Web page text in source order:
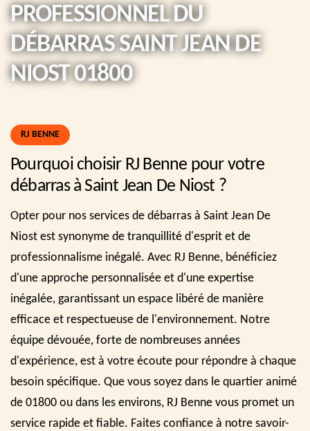
PROFESSIONNEL DU
DÉBARRAS SAINT JEAN DE
NIOST 01800
RJ BENNE
Pourquoi choisir RJ Benne pour votre
débarras à Saint Jean De Niost ?
Opter pour nos services de débarras à Saint Jean De
Niost est synonyme de tranquillité d'esprit et de
professionnalisme inégalé. Avec RJ Benne, bénéficiez
d'une approche personnalisée et d'une expertise
inégalée, garantissant un espace libéré de manière
efficace et respectueuse de l'environnement. Notre
équipe dévouée, forte de nombreuses années
d'expérience, est à votre écoute pour répondre à chaque
besoin spécifique. Que vous soyez dans le quartier animé
de 01800 ou dans les environs, RJ Benne vous promet un
service rapide et fiable. Faites confiance à notre savoir-